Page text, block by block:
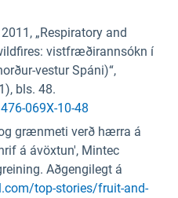
„Respiratory and
vistfræðirannsókn í
vestur Spáni)“,
bls. 48.
069X-10-48
grænmeti verð hærra á
á ávöxtun', Mintec
Aðgengilegt á
top-stories/fruit-and-